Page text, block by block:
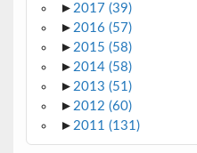
► 2017 (39)
► 2016 (57)
► 2015 (58)
► 2014 (58)
► 2013 (51)
► 2012 (60)
► 2011 (131)